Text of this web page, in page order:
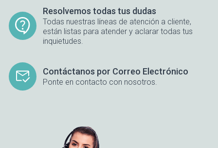
Resolvemos todas tus dudas
Todas nuestras líneas de atención a cliente,
están listas para atender y aclarar todas tus
inquietudes.
Contáctanos por Correo Electrónico
Ponte en contacto con nosotros.